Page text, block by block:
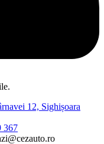
12, Sighișoara
367